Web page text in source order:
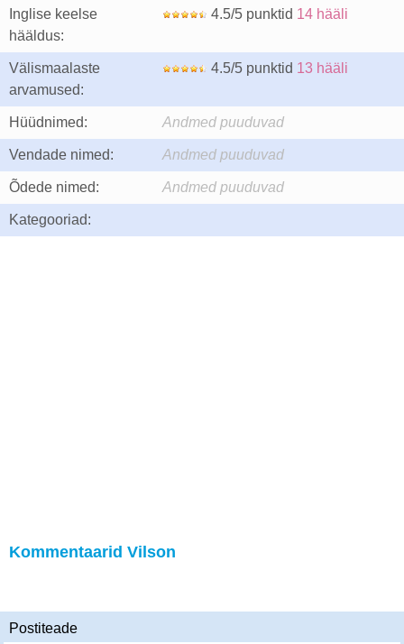
Inglise keelse
hääldus:
4.5/5 punktid 14 hääli
Välismaalaste
arvamused:
4.5/5 punktid 13 hääli
Hüüdnimed: Andmed puuduvad
Vendade nimed: Andmed puuduvad
Õdede nimed: Andmed puuduvad
Kategooriad:
Kommentaarid Vilson
Postiteade